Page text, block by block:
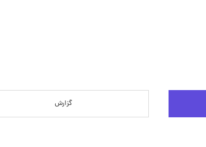
گزارش